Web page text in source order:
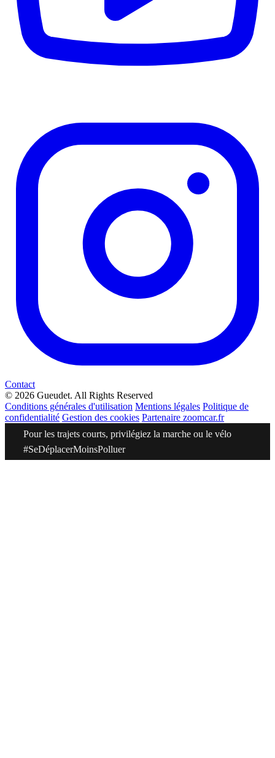
Contact
© 2026 Gueudet. All Rights Reserved
Conditions générales d'utilisation Mentions légales Politique de
confidentialité Gestion des cookies Partenaire zoomcar.fr
Pour les trajets courts, privilégiez la marche ou le vélo
#SeDéplacerMoinsPolluer